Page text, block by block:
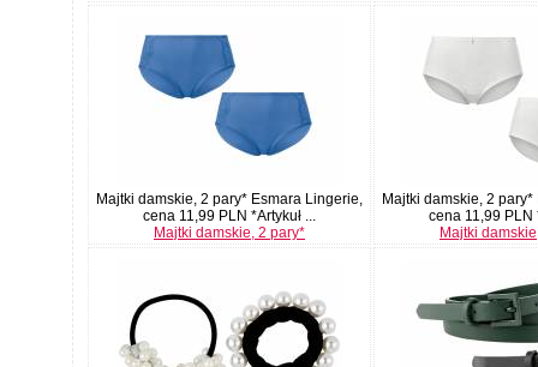
Majtki damskie, 2 pary* Esmara Lingerie,
cena 11,99 PLN *Artykuł ...
Majtki damskie, 2 pary*
Majtki damskie, 2
cena 11,99 PLN
Majtki